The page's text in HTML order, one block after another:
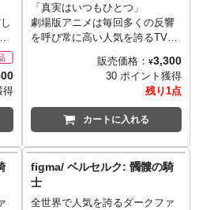
を可能としました。豊富な手首
パーツ、「高周波ソード」や
「ユニット・G」、コミックス5
「深町晶フェイス」、さまざま
なシーンを可能にする可動支柱
付きのfigma専用台座が付属。原
作者の高屋良樹氏完全監修、新
しい「ガイバー」フィギュアを
5
得
「真実はいつもひとつ」
劇場版アニメは毎回多くの反響
を呼び常に高い人気を誇るTVア
人公の「江戸川コナン」が
figFIXで登場。頭部可動の他
に、指さしの決めポーズや、腕
時計型麻酔銃のポーズが決めら
れるオプションパーツが付属
とで、劇中のポーズを再現。
figFIX専用台座が同梱。※一部
塗装の仕様が初販から変更とな
っています。
販売価格： ¥3,300
30 ポイント獲得
残り1点
カートに入れる
figma/ ベルセルク: 髑髏の騎
士
全世界で人気を誇るダークファ